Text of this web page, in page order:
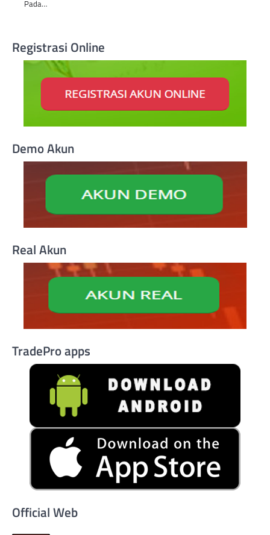
Pada…
Registrasi Online
Demo Akun
Real Akun
TradePro apps
Official Web